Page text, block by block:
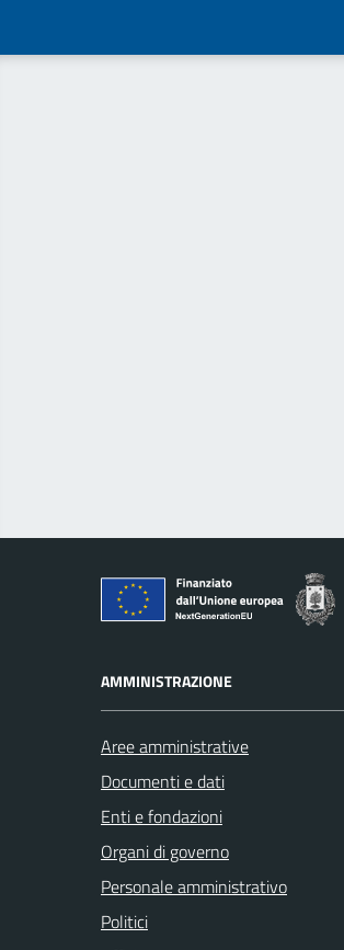
AMMINISTRAZIONE
Aree amministrative
Documenti e dati
Enti e fondazioni
Organi di governo
Personale amministrativo
Politici